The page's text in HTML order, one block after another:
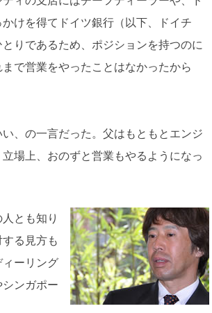
けを得てドイツ銀行（以下、ドイチ
りであるため、ポジションを持つのに
で営業をやったことはなかったから
、の一言だった。父はもともとエンジ
場上、おのずと営業もやるようになっ
とも知り
る見方も
ーリング
ンガポー